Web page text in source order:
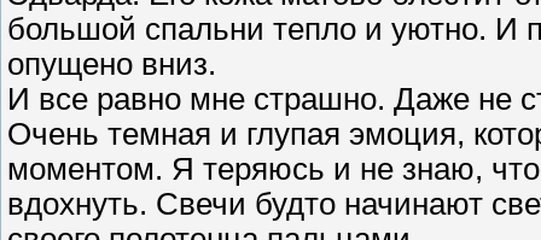
большой спальни тепло и уютно. И
опущено вниз.
И все равно мне страшно. Даже не
Очень темная и глупая эмоция,
моментом. Я теряюсь и не знаю,
вдохнуть. Свечи будто начинают